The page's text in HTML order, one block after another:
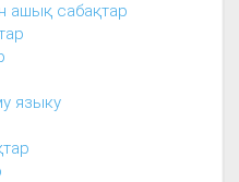
ашық сабақтар
языку